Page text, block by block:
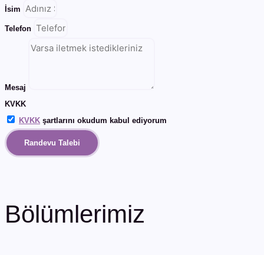
İsim
Telefon
Mesaj
KVKK
KVKK şartlarını okudum kabul ediyorum
Randevu Talebi
Bölümlerimiz